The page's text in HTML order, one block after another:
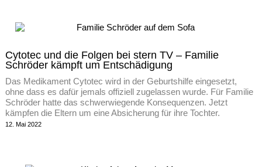
Cytotec und die Folgen bei stern TV – Familie
Schröder kämpft um Entschädigung
Das Medikament Cytotec wird in der Geburtshilfe eingesetzt,
ohne dass es dafür jemals offiziell zugelassen wurde. Für Familie
Schröder hatte das schwerwiegende Konsequenzen. Jetzt
kämpfen die Eltern um eine Absicherung für ihre Tochter.
12. Mai 2022